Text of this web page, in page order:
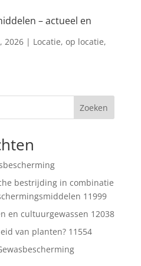
– actueel en
2026| Locatie, op locatie,
Zoeken
bestrijding in combinatie
11999
en cultuurgewassen 12038
van planten? 11554